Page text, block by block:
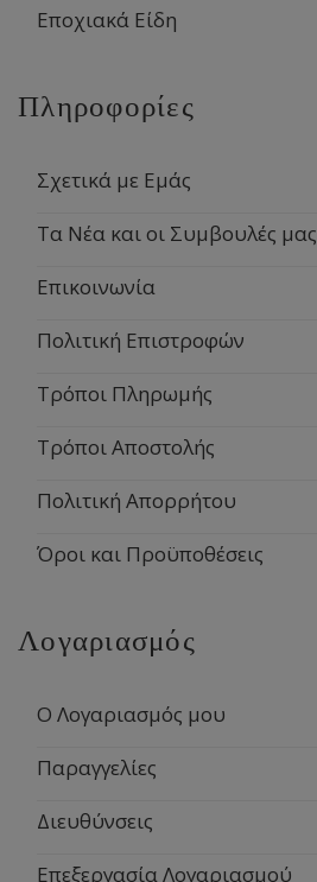
Εποχιακά Είδη
Πληροφορίες
Σχετικά με Εμάς
Τα Νέα και οι Συμβουλές μας
Επικοινωνία
Πολιτική Επιστροφών
Τρόποι Πληρωμής
Τρόποι Αποστολής
Πολιτική Απορρήτου
Όροι και Προϋποθέσεις
Λογαριασμός
Ο Λογαριασμός μου
Παραγγελίες
Διευθύνσεις
Επεξεργασία Λογαριασμού